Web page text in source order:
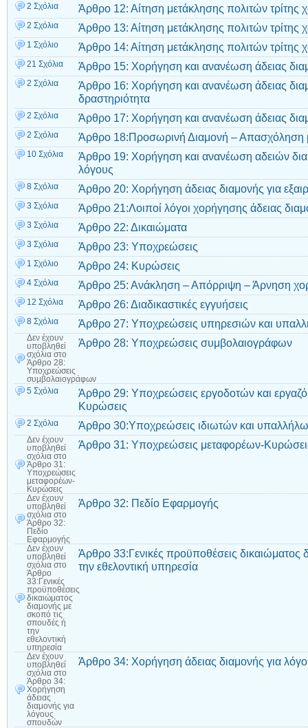
2 Σχόλια Άρθρο 12: Αίτηση μετάκλησης πολιτών τρίτης
2 Σχόλια Άρθρο 13: Αίτηση μετάκλησης πολιτών τρίτης
1 Σχόλιο Άρθρο 14: Αίτηση μετάκλησης πολιτών τρίτης
21 Σχόλια Άρθρο 15: Χορήγηση και ανανέωση άδειας
2 Σχόλια
Άρθρο 16: Χορήγηση και ανανέωση άδειας
δραστηριότητα
2 Σχόλια Άρθρο 17: Χορήγηση και ανανέωση άδειας
2 Σχόλια Άρθρο 18:Προσωρινή Διαμονή – Απασχόληση
10 Σχόλια
Άρθρο 19: Χορήγηση και ανανέωση αδειών
λόγους
8 Σχόλια Άρθρο 20: Χορήγηση άδειας διαμονής για
3 Σχόλια Άρθρο 21:Λοιποί λόγοι χορήγησης άδειας
3 Σχόλια Άρθρο 22: Δικαιώματα
3 Σχόλια Άρθρο 23: Υποχρεώσεις
1 Σχόλιο Άρθρο 24: Κυρώσεις
4 Σχόλια Άρθρο 25: Ανάκληση – Απόρριψη – Άρνηση
12 Σχόλια Άρθρο 26: Διαδικαστικές εγγυήσεις
8 Σχόλια Άρθρο 27: Υποχρεώσεις υπηρεσιών και
Δεν έχουν
υποβληθεί
σχόλια στο
Άρθρο 28:
Υποχρεώσεις
συμβολαιογράφων
Άρθρο 28: Υποχρεώσεις συμβολαιογράφων
5 Σχόλια
Άρθρο 29: Υποχρεώσεις εργοδοτών και
Κυρώσεις
2 Σχόλια Άρθρο 30:Υποχρεώσεις ιδιωτών και
Δεν έχουν
υποβληθεί
σχόλια στο
Άρθρο 31:
Υποχρεώσεις
μεταφορέων-
Κυρώσεις
Άρθρο 31: Υποχρεώσεις μεταφορέων-
Δεν έχουν
υποβληθεί
σχόλια στο
Άρθρο 32:
Πεδίο
Εφαρμογής
Άρθρο 32: Πεδίο Εφαρμογής
Δεν έχουν
υποβληθεί
σχόλια στο
Άρθρο
33:Γενικές
προϋποθέσεις
δικαιώματος
διαμονής με
σκοπό τις
σπουδές ή
την
εθελοντική
υπηρεσία
Άρθρο 33:Γενικές προϋποθέσεις δικαιώματος
την εθελοντική υπηρεσία
Δεν έχουν
υποβληθεί
σχόλια στο
Άρθρο 34:
Χορήγηση
άδειας
διαμονής για
λόγους
σπουδών
Άρθρο 34: Χορήγηση άδειας διαμονής για